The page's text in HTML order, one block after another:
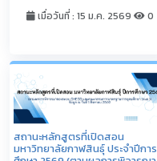
เมื่อวันที่ : 15 ม.ค. 2569 0
สถานะหลักสูตรที่เปิดสอน
มหาวิทยาลัยกาฬสินธุ์ ประจำปีการ